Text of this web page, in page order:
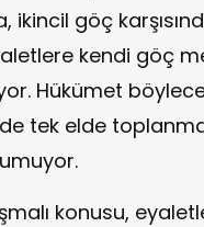
ikincil göç
kendi göç
Hükümet
tek elde
umuyor.
konusu,